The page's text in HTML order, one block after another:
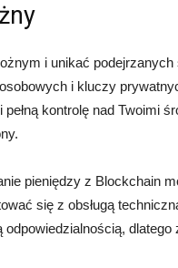
i unikać
i kluczy
pełną kontrolę nad Twoimi
pieniędzy z Blockchain
się z obsługą
odpowiedzialnością,